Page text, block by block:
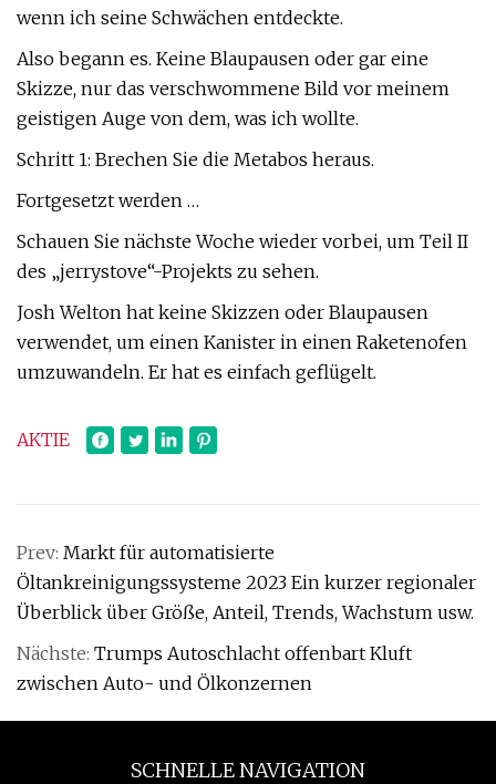
wenn ich seine Schwächen entdeckte.
Also begann es. Keine Blaupausen oder gar eine
Skizze, nur das verschwommene Bild vor meinem
geistigen Auge von dem, was ich wollte.
Schritt 1: Brechen Sie die Metabos heraus.
Fortgesetzt werden …
Schauen Sie nächste Woche wieder vorbei, um Teil II
des „jerrystove“-Projekts zu sehen.
Josh Welton hat keine Skizzen oder Blaupausen
verwendet, um einen Kanister in einen Raketenofen
umzuwandeln. Er hat es einfach geflügelt.
AKTIE
Prev: Markt für automatisierte
Öltankreinigungssysteme 2023 Ein kurzer regionaler
Überblick über Größe, Anteil, Trends, Wachstum usw.
Nächste: Trumps Autoschlacht offenbart Kluft
zwischen Auto- und Ölkonzernen
SCHNELLE NAVIGATION